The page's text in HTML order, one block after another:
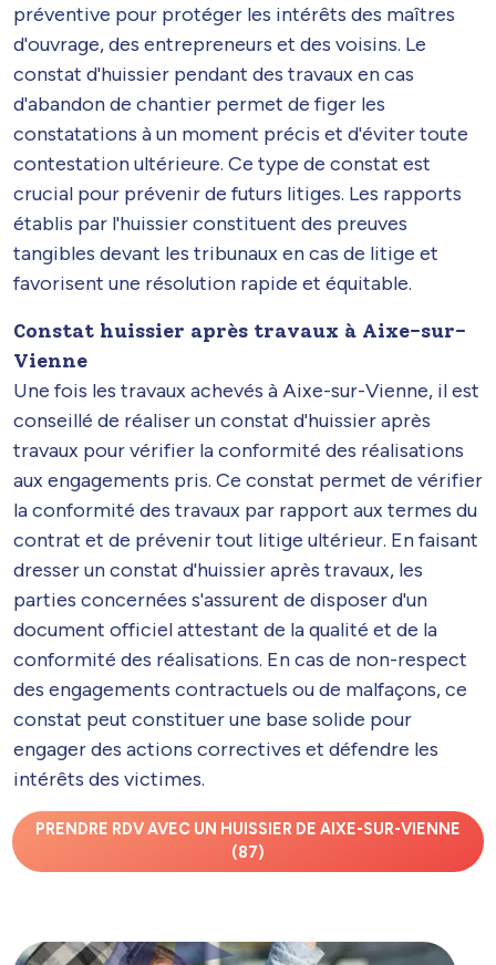
préventive pour protéger les intérêts des maîtres
d'ouvrage, des entrepreneurs et des voisins. Le
constat d'huissier pendant des travaux en cas
d'abandon de chantier permet de figer les
constatations à un moment précis et d'éviter toute
contestation ultérieure. Ce type de constat est
crucial pour prévenir de futurs litiges. Les rapports
établis par l'huissier constituent des preuves
tangibles devant les tribunaux en cas de litige et
favorisent une résolution rapide et équitable.
Constat huissier après travaux à Aixe-sur-
Vienne
Une fois les travaux achevés à Aixe-sur-Vienne, il est
conseillé de réaliser un constat d'huissier après
travaux pour vérifier la conformité des réalisations
aux engagements pris. Ce constat permet de vérifier
la conformité des travaux par rapport aux termes du
contrat et de prévenir tout litige ultérieur. En faisant
dresser un constat d'huissier après travaux, les
parties concernées s'assurent de disposer d'un
document officiel attestant de la qualité et de la
conformité des réalisations. En cas de non-respect
des engagements contractuels ou de malfaçons, ce
constat peut constituer une base solide pour
engager des actions correctives et défendre les
intérêts des victimes.
PRENDRE RDV AVEC UN HUISSIER DE AIXE-SUR-VIENNE
(87)